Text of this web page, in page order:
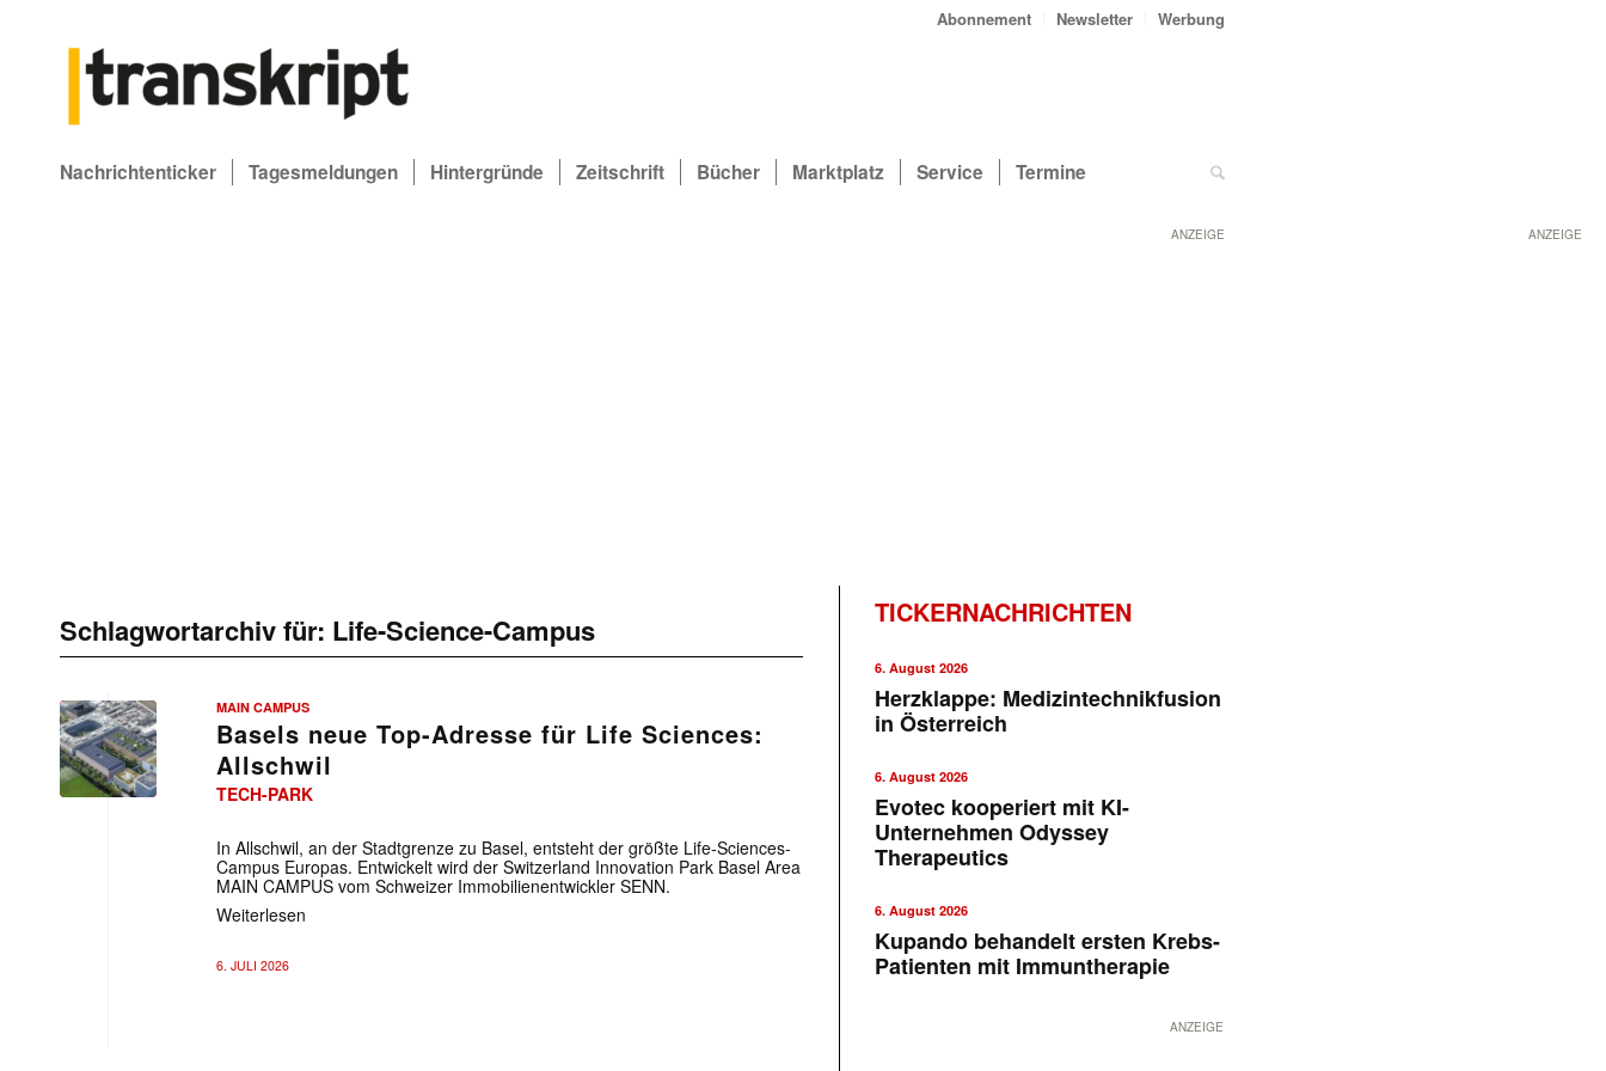
ANZEIGE
Abonnement Newsletter Werbung
Nachrichtenticker Tagesmeldungen Hintergründe Zeitschrift Bücher Marktplatz Service Termine
ANZEIGE
Schlagwortarchiv für: Life-Science-Campus
MAIN CAMPUS
Basels neue Top-Adresse für Life Sciences:
Allschwil
TECH-PARK
In Allschwil, an der Stadtgrenze zu Basel, entsteht der größte Life-Sciences-
Campus Europas. Entwickelt wird der Switzerland Innovation Park Basel Area
MAIN CAMPUS vom Schweizer Immobilienentwickler SENN.
Weiterlesen
6. JULI 2026
TICKERNACHRICHTEN
6. August 2026
Herzklappe: Medizintechnikfusion
in Österreich
6. August 2026
Evotec kooperiert mit KI-
Unternehmen Odyssey
Therapeutics
6. August 2026
Kupando behandelt ersten Krebs-
Patienten mit Immuntherapie
ANZEIGE